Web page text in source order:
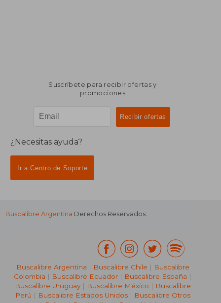
Suscríbete para recibir ofertas y
promociones
¿Necesitas ayuda?
Ir a Centro de Soporte
Buscalibre Argentina Derechos Reservados.
Buscalibre Argentina | Buscalibre Chile | Buscalibre
Colombia | Buscalibre Ecuador | Buscalibre España |
Buscalibre Uruguay| Buscalibre México | Buscalibre
Perú | Buscalibre Estados Unidos| Buscalibre Otros